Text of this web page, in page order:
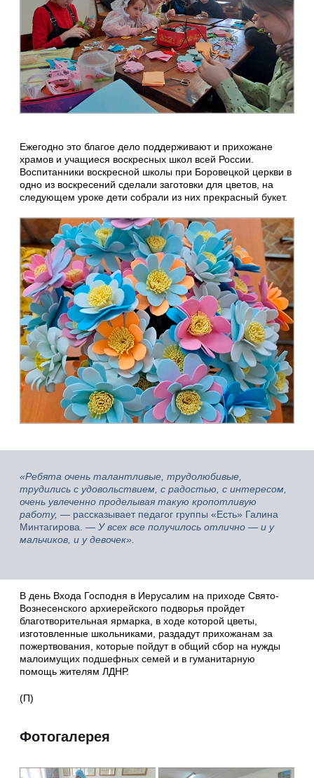
Ежегодно это благое дело поддерживают и прихожане
храмов и учащиеся воскресных школ всей России.
Воспитанники воскресной школы при Боровецкой церкви в
одно из воскресений сделали заготовки для цветов, на
следующем уроке дети собрали из них прекрасный букет.
«Ребята очень талантливые, трудолюбивые,
трудились с удовольствием, с радостью, с интересом,
очень увлеченно проделывая такую кропотливую
работу, — рассказывает педагог группы «Есть» Галина
Минтагирова. — У всех все получилось отлично — и у
мальчиков, и у девочек».
В день Входа Господня в Иерусалим на приходе Свято-
Вознесенского архиерейского подворья пройдет
благотворительная ярмарка, в ходе которой цветы,
изготовленные школьниками, раздадут прихожанам за
пожертвования, которые пойдут в общий сбор на нужды
малоимущих подшефных семей и в гуманитарную
помощь жителям ЛДНР.
(П)
Фотогалерея